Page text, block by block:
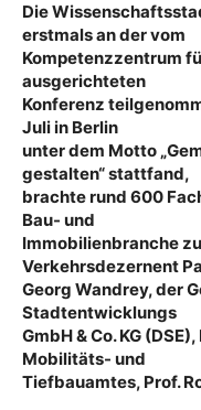
Die
erstmals an der vom
Kompetenzzentrum
ausgerichteten
Konferenz
Juli in Berlin
unter dem Motto
gestalten“ stattfand,
brachte rund 600
Bau- und
Immobilienbranche
Verkehrsdezernent
Georg Wandrey, der
Stadtentwicklungs
GmbH & Co. KG
Mobilitäts- und
Tiefbauamtes, Prof.